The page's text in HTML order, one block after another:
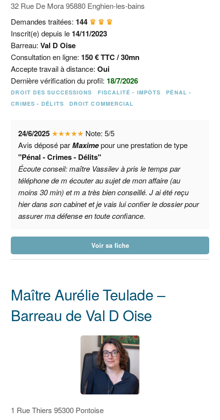
32 Rue De Mora 95880 Enghien-les-bains
Demandes traitées: 144 ♛ ♛ ♛
Inscrit(e) depuis le 14/11/2023
Barreau:Val D Oise
Consultation en ligne: 150 € TTC / 30mn
Accepte travail à distance:Oui
Dernière vérification du profil: 18/7/2026
DROIT DES SUCCESSIONS FISCALITÉ - IMPÔTS
PÉNAL -
CRIMES - DÉLITS
DROIT COMMERCIAL
24/6/2025 ★★★★★ Note:5/5
Avis déposé parMaximepour une prestation de type
"Pénal - Crimes - Délits"
Écoute conseil: maître Vassilev à pris le temps par
téléphone de m écouter au sujet de mon affaire (au
moins 30 min) et m a très bien conseillé. J ai été reçu
hier dans son cabinet et je vais lui confier le dossier pour
assurer ma défense en toute confiance.
Voir sa fiche
Maître Aurélie Teulade –
Barreau de Val D Oise
1 Rue Thiers 95300 Pontoise